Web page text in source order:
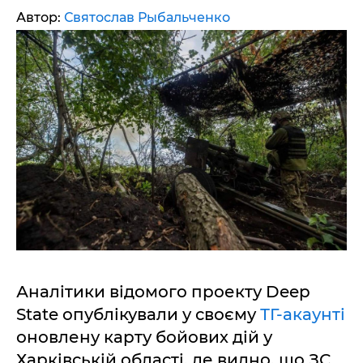
Автор: Святослав Рыбальченко
Аналітики відомого проекту Deep
State опублікували у своємуТГ-акаунті
оновлену карту бойових дій у